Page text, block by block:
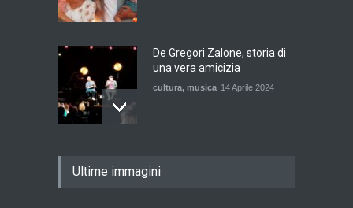
De Gregori Zalone, storia di
una vera amicizia
cultura, musica 14 Aprile 2024
cultura
Ultime immagini